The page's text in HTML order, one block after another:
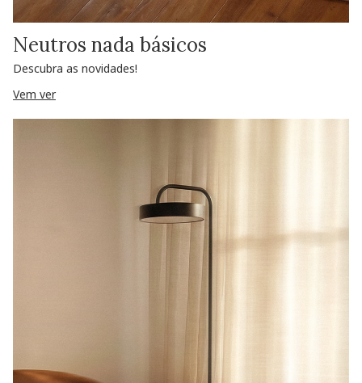
Neutros nada básicos
Descubra as novidades!
Vem ver